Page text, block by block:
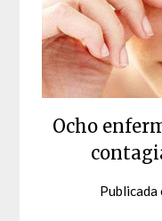
Ocho
Publicada